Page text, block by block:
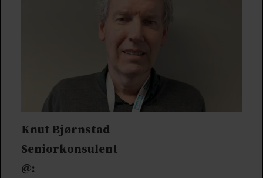
Knut Bjørnstad
Seniorkonsulent
@: